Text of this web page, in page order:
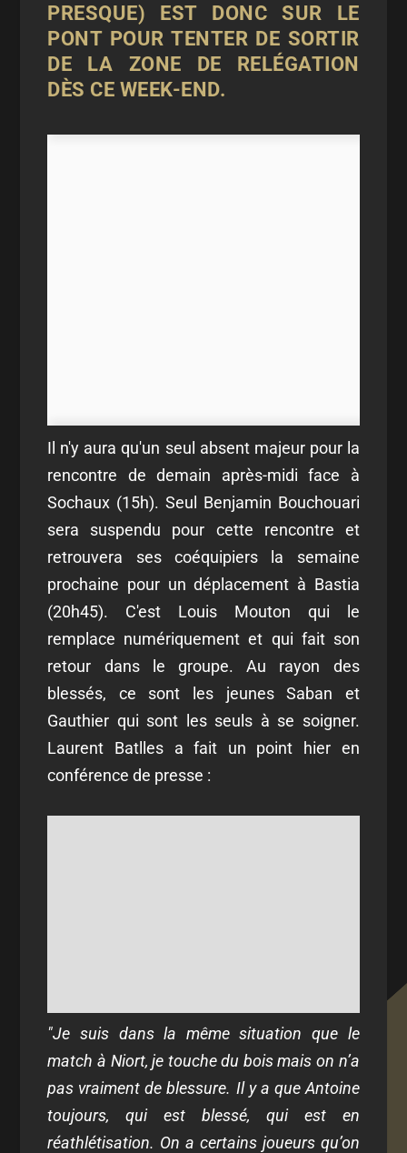
PRESQUE) EST DONC SUR LE
PONT POUR TENTER DE SORTIR
DE LA ZONE DE RELÉGATION
DÈS CE WEEK-END.
Il n'y aura qu'un seul absent majeur pour la
rencontre de demain après-midi face à
Sochaux (15h). Seul Benjamin Bouchouari
sera suspendu pour cette rencontre et
retrouvera ses coéquipiers la semaine
prochaine pour un déplacement à Bastia
(20h45). C'est Louis Mouton qui le
remplace numériquement et qui fait son
retour dans le groupe. Au rayon des
blessés, ce sont les jeunes Saban et
Gauthier qui sont les seuls à se soigner.
Laurent Batlles a fait un point hier en
conférence de presse :
"Je suis dans la même situation que le
match à Niort, je touche du bois mais on n’a
pas vraiment de blessure. Il y a que Antoine
toujours, qui est blessé, qui est en
réathlétisation. On a certains joueurs qu’on